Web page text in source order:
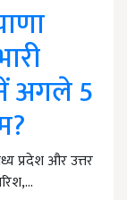
अगले 5
प्रदेश और उत्तर